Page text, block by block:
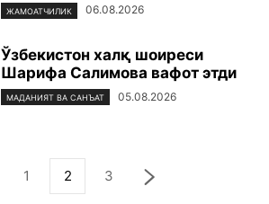
ЖАМОАТЧИЛИК 06.08.2026
Ўзбекистон халқ шоиреси
Шарифа Салимова вафот этди
МАДАНИЯТ ВА САНЪАТ 05.08.2026
1 2 3